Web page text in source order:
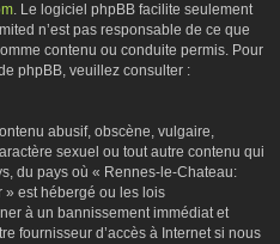
. Le logiciel phpBB facilite seulement
n’est pas responsable de ce que
contenu ou conduite permis. Pour
phpBB, veuillez consulter :
abusif, obscène, vulgaire,
sexuel ou tout autre contenu qui
du pays où « Rennes-le-Chateau:
» est hébergé ou les lois
à un bannissement immédiat et
fournisseur d’accès à Internet si nous